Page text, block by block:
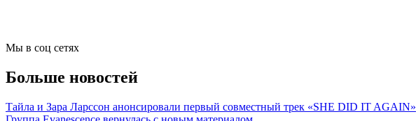
Мы в соц сетях
Больше новостей
Тайла и Зара Ларссон анонсировали первый совместный трек «SHE DID IT AGAIN»